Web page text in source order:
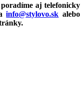
aj telefonicky
info@stylovo.sk alebo